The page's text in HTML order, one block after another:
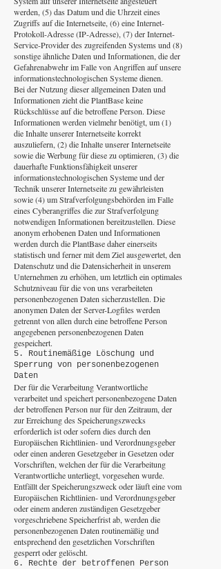
werden, (5) das Datum und die Uhrzeit eines
Zugriffs auf die Internetseite, (6) eine Internet-
Protokoll-Adresse (IP-Adresse), (7) der Internet-
Service-Provider des zugreifenden Systems und (8)
sonstige ähnliche Daten und Informationen, die der
Gefahrenabwehr im Falle von Angriffen auf unsere
informationstechnologischen Systeme dienen.
Bei der Nutzung dieser allgemeinen Daten und
Informationen zieht die PlantBase keine
Rückschlüsse auf die betroffene Person. Diese
Informationen werden vielmehr benötigt, um (1)
die Inhalte unserer Internetseite korrekt
auszuliefern, (2) die Inhalte unserer Internetseite
sowie die Werbung für diese zu optimieren, (3) die
dauerhafte Funktionsfähigkeit unserer
informationstechnologischen Systeme und der
Technik unserer Internetseite zu gewährleisten
sowie (4) um Strafverfolgungsbehörden im Falle
eines Cyberangriffes die zur Strafverfolgung
notwendigen Informationen bereitzustellen. Diese
anonym erhobenen Daten und Informationen
werden durch die PlantBase daher einerseits
statistisch und ferner mit dem Ziel ausgewertet, den
Datenschutz und die Datensicherheit in unserem
Unternehmen zu erhöhen, um letztlich ein optimales
Schutzniveau für die von uns verarbeiteten
personenbezogenen Daten sicherzustellen. Die
anonymen Daten der Server-Logfiles werden
getrennt von allen durch eine betroffene Person
angegebenen personenbezogenen Daten
gespeichert.
5. Routinemäßige Löschung und
Sperrung von personenbezogenen
Daten
Der für die Verarbeitung Verantwortliche
verarbeitet und speichert personenbezogene Daten
der betroffenen Person nur für den Zeitraum, der
zur Erreichung des Speicherungszwecks
erforderlich ist oder sofern dies durch den
Europäischen Richtlinien- und Verordnungsgeber
oder einen anderen Gesetzgeber in Gesetzen oder
Vorschriften, welchen der für die Verarbeitung
Verantwortliche unterliegt, vorgesehen wurde.
Entfällt der Speicherungszweck oder läuft eine vom
Europäischen Richtlinien- und Verordnungsgeber
oder einem anderen zuständigen Gesetzgeber
vorgeschriebene Speicherfrist ab, werden die
personenbezogenen Daten routinemäßig und
entsprechend den gesetzlichen Vorschriften
gesperrt oder gelöscht.
6. Rechte der betroffenen Person